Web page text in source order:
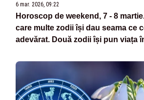
6 mar. 2026, 09:22
Horoscop de weekend, 7 - 8
care multe zodii își dau seama ce
adevărat. Două zodii își pun viața